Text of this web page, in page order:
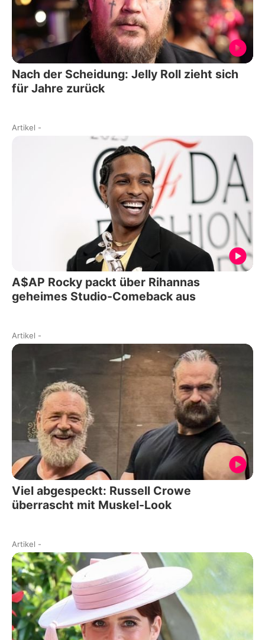
Nach der Scheidung: Jelly Roll zieht sich
für Jahre zurück
Artikel -
A$AP Rocky packt über Rihannas
geheimes Studio-Comeback aus
Artikel -
Viel abgespeckt: Russell Crowe
überrascht mit Muskel-Look
Artikel -